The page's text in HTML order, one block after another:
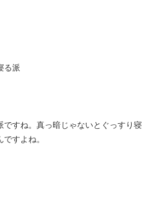
る派
ですね。真っ暗じゃないとぐっすり寝
すよね。